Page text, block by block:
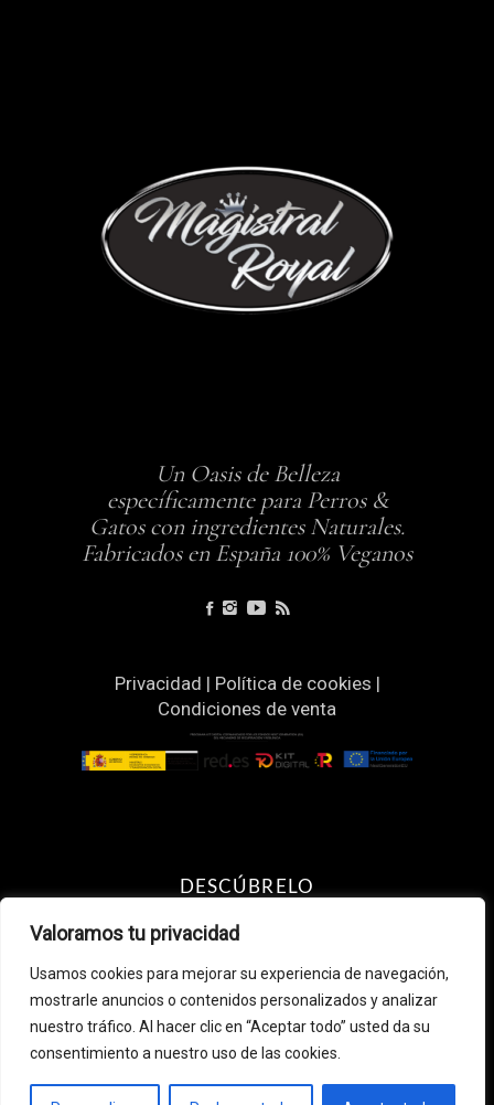
Valoramos tu privacidad
Usamos cookies para mejorar su experiencia de navegación,
mostrarle anuncios o contenidos personalizados y analizar
nuestro tráfico. Al hacer clic en “Aceptar todo” usted da su
consentimiento a nuestro uso de las cookies.
Un Oasis de Belleza
específicamente para Perros &
Gatos con ingredientes Naturales.
Fabricados en España 100% Veganos
Privacidad | Política de cookies |
Condiciones de venta
DESCÚBRELO
Resultado un pelo más sano &
Recomendaciones según Raza
¿Eres profesional de peluquería
canina o veterinaria? Accede aquí